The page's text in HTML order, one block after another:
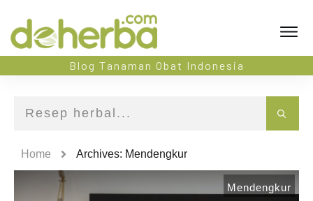
Blog Tanaman Obat Indonesia
Home Archives: Mendengkur
Mendengkur